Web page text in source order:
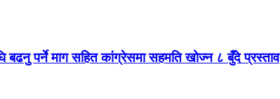
बढनु पर्ने माग सहित कांग्रेसमा सहमति खोज्न ८ बुँदे प्रस्ताव